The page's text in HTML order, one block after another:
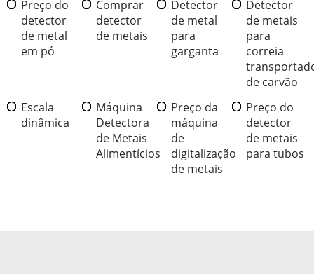
Preço do
detector
de metal
em pó
Comprar
detector
de metais
Detector
de metal
para
garganta
Detector
de metais
para
correia
de carvão
Escala
dinâmica
Máquina
Detectora
de Metais
Alimentícios
Preço da
máquina
de
digitalização
de metais
Preço do
detector
de metais
para tubos